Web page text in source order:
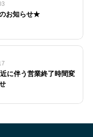
お知らせ★
に伴う営業終了時間変